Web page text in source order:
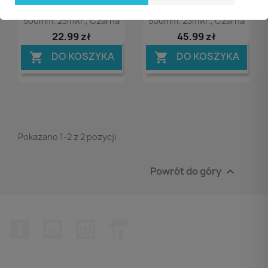
500mm, 23mikr., Czarna
22,99 zł
 DO KOSZYKA
500mm, 23mikr., Czarna
45,99 zł
 DO KOSZYKA
Pokazano 1-2 z 2 pozycji
Powrót do góry 